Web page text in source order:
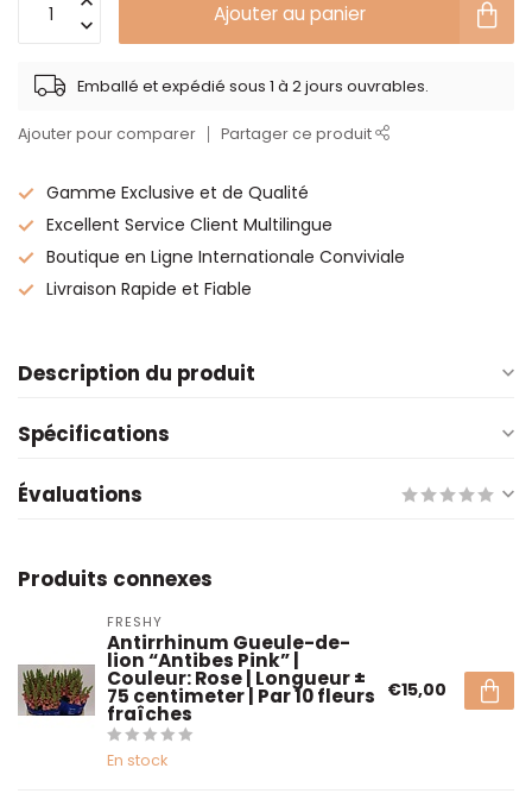
Ajouter au panier
Emballé et expédié sous 1 à 2 jours ouvrables.
Ajouter pour comparer Partager ce produit
Gamme Exclusive et de Qualité
Excellent Service Client Multilingue
Boutique en Ligne Internationale Conviviale
Livraison Rapide et Fiable
Description du produit
Spécifications
Évaluations
Produits connexes
FRESHY
Antirrhinum Gueule-de-
lion “Antibes Pink” |
Couleur: Rose | Longueur ±
75 centimeter | Par 10 fleurs
fraîches
En stock
€15,00